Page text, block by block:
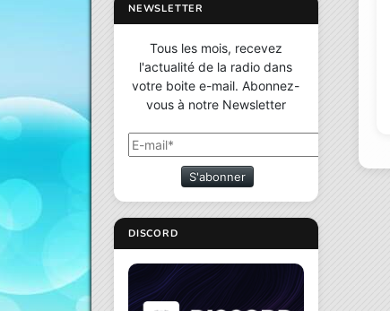
NEWSLETTER
Tous les mois, recevez
l'actualité de la radio dans
votre boite e-mail. Abonnez-
vous à notre Newsletter
S'abonner
DISCORD